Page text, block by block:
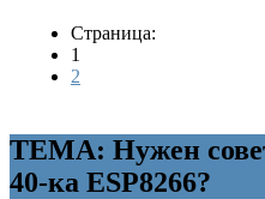
Страница:
1
2
ТЕМА: Нужен
40-ка ESP8266?